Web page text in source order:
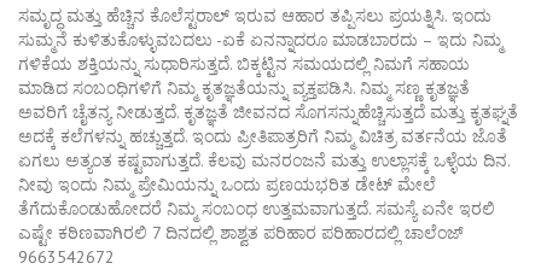
ಸಮೃದ್ಧ ಮತ್ತು ಹೆಚ್ಚಿನ ಕೊಲೆಸ್ಟರಾಲ್ ಇರುವ ಆಹಾರ ತಪ್ಪಿಸಲು ಪ್ರಯತ್ನಿಸಿ. ಇಂದು
ಸುಮ್ಮನೆ ಕುಳಿತುಕೊಳ್ಳುವಬದಲು -ಏಕೆ ಏನನ್ನಾದರೂ ಮಾಡಬಾರದು – ಇದು ನಿಮ್ಮ
ಗಳಿಕೆಯ ಶಕ್ತಿಯನ್ನು ಸುಧಾರಿಸುತ್ತದೆ. ಬಿಕ್ಕಟ್ಟಿನ ಸಮಯದಲ್ಲಿ ನಿಮಗೆ ಸಹಾಯ
ಮಾಡಿದ ಸಂಬಂಧಿಗಳಿಗೆ ನಿಮ್ಮ ಕೃತಜ್ಞತೆಯನ್ನು ವ್ಯಕ್ತಪಡಿಸಿ. ನಿಮ್ಮ ಸಣ್ಣ ಕೃತಜ್ಞತೆ
ಅವರಿಗೆ ಚೈತನ್ಯ ನೀಡುತ್ತದೆ. ಕೃತಜ್ಞತೆ ಜೀವನದ ಸೊಗಸನ್ನುಹೆಚ್ಚಿಸುತ್ತದೆ ಮತ್ತು ಕೃತಘ್ನತೆ
ಅದಕ್ಕೆ ಕಲೆಗಳನ್ನು ಹಚ್ಚುತ್ತದೆ. ಇಂದು ಪ್ರೀತಿಪಾತ್ರರಿಗೆ ನಿಮ್ಮ ವಿಚಿತ್ರ ವರ್ತನೆಯ ಜೊತೆ
ಏಗಲು ಅತ್ಯಂತ ಕಷ್ಟವಾಗುತ್ತದೆ. ಕೆಲವು ಮನರಂಜನೆ ಮತ್ತು ಉಲ್ಲಾಸಕ್ಕೆ ಒಳ್ಳೆಯ ದಿನ.
ನೀವು ಇಂದು ನಿಮ್ಮ ಪ್ರೇಮಿಯನ್ನು ಒಂದು ಪ್ರಣಯಭರಿತ ಡೇಟ್ ಮೇಲೆ
ತೆಗೆದುಕೊಂಡುಹೋದರೆ ನಿಮ್ಮ ಸಂಬಂಧ ಉತ್ತಮವಾಗುತ್ತದೆ. ಸಮಸ್ಯೆ ಏನೇ ಇರಲಿ
ಎಷ್ಟೇ ಕಠಿಣವಾಗಿರಲಿ 7 ದಿನದಲ್ಲಿ ಶಾಶ್ವತ ಪರಿಹಾರ ಪರಿಹಾರದಲ್ಲಿ ಚಾಲೆಂಜ್
9663542672